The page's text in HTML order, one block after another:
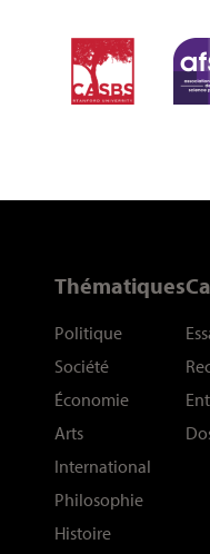
Thématiques
Politique
Société
Économie
Arts
International
Philosophie
Histoire